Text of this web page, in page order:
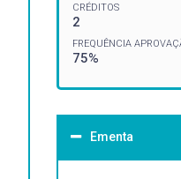
CRÉDITOS
2
FREQUÊNCIA
75%
Ementa